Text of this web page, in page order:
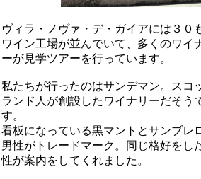
ヴィラ・ノヴァ・デ・ガイアには３０
ワイン工場が並んでいて、多くのワイ
ーが見学ツアーを行っています。
私たちが行ったのはサンデマン。スコ
ランド人が創設したワイナリーだそう
す。
看板になっている黒マントとサンブレ
男性がトレードマーク。同じ格好をし
性が案内をしてくれました。